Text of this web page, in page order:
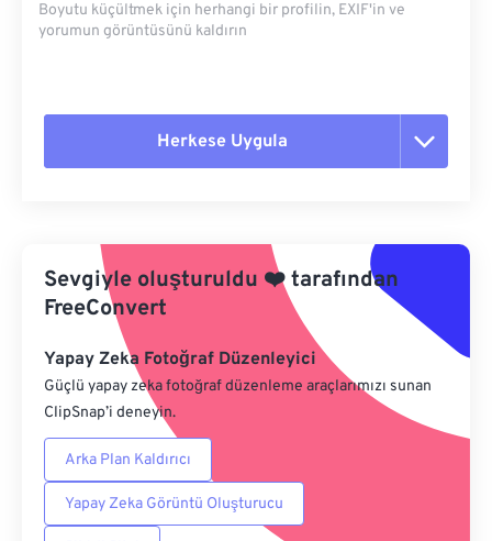
Boyutu küçültmek için herhangi bir profilin, EXIF'in ve
yorumun görüntüsünü kaldırın
Herkese Uygula
Ön Ayardan Uygula
Ön Ayar Olarak Kaydet
Sevgiyle oluşturuldu ❤️tarafından
FreeConvert
Yapay Zeka Fotoğraf Düzenleyici
Güçlü yapay zeka fotoğraf düzenleme araçlarımızı sunan
ClipSnap’i deneyin.
Arka Plan Kaldırıcı
Yapay Zeka Görüntü Oluşturucu